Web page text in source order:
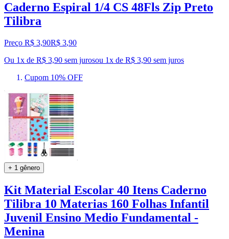
Caderno Espiral 1/4 CS 48Fls Zip Preto
Tilibra
Preço R$ 3,90R$ 3,90
Ou 1x de R$ 3,90 sem jurosou 1x de R$ 3,90 sem juros
Cupom 10% OFF
+ 1 gênero
Kit Material Escolar 40 Itens Caderno
Tilibra 10 Materias 160 Folhas Infantil
Juvenil Ensino Medio Fundamental -
Menina